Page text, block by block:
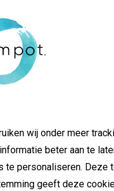
wij onder meer
beter aan te
personaliseren. Deze
geeft deze